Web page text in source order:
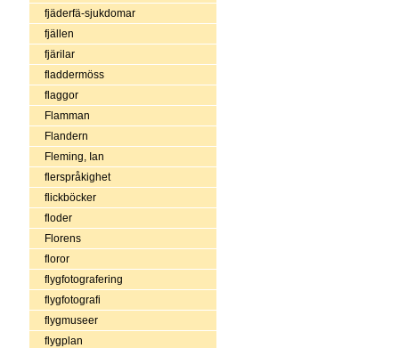
fjäderfä-sjukdomar
fjällen
fjärilar
fladdermöss
flaggor
Flamman
Flandern
Fleming, Ian
flerspråkighet
flickböcker
floder
Florens
floror
flygfotografering
flygfotografi
flygmuseer
flygplan